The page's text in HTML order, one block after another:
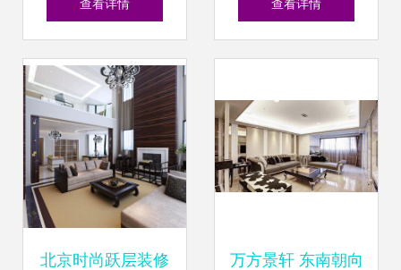
查看详情 查看详情
北京时尚跃层装修 万方景轩 东南朝向